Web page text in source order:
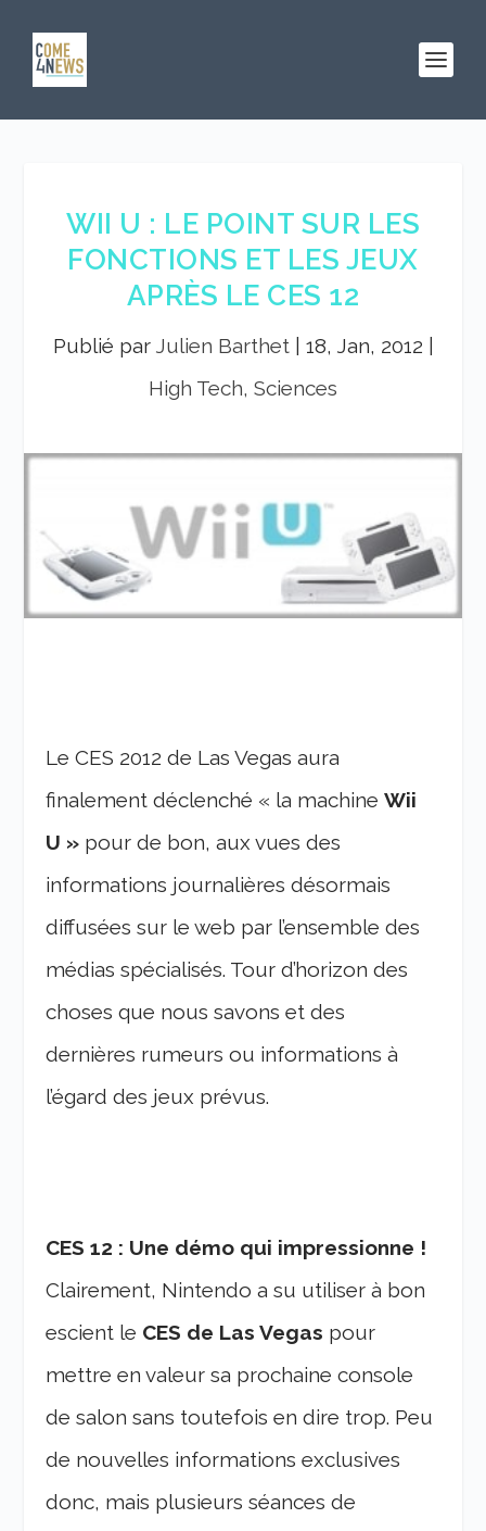
WII U : LE POINT SUR LES
FONCTIONS ET LES JEUX
APRÈS LE CES 12
Publié par Julien Barthet| 18, Jan, 2012
High Tech, Sciences
Le CES 2012 de Las Vegas aura
finalement déclenché « la machineWii
U » pour de bon, aux vues des
informations journalières désormais
diffusées sur le web par l’ensemble des
médias spécialisés. Tour d’horizon des
choses que nous savons et des
dernières rumeurs ou informations à
l’égard des jeux prévus.
CES 12 : Une démo qui impressionne !
Clairement, Nintendo a su utiliser à bon
escient le CES de Las Vegas pour
mettre en valeur sa prochaine console
de salon sans toutefois en dire trop. Peu
de nouvelles informations exclusives
donc, mais plusieurs séances de